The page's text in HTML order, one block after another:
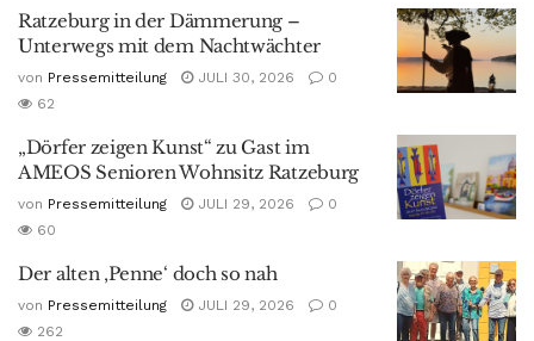
Ratzeburg in der Dämmerung –
Unterwegs mit dem Nachtwächter
von Pressemitteilung JULI 30, 2026
0
62
„Dörfer zeigen Kunst“ zu Gast im
AMEOS Senioren Wohnsitz Ratzeburg
von Pressemitteilung JULI 29, 2026
0
60
Der alten ‚Penne‘ doch so nah
von Pressemitteilung JULI 29, 2026
0
262